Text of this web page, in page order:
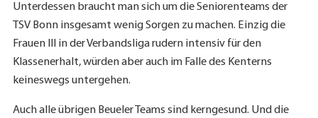
Unterdessen braucht man sich um die Seniorenteams der
TSV Bonn insgesamt wenig Sorgen zu machen. Einzig die
Frauen III in der Verbandsliga rudern intensiv für den
Klassenerhalt, würden aber auch im Falle des Kenterns
keineswegs untergehen.
Auch alle übrigen Beueler Teams sind kerngesund. Und die